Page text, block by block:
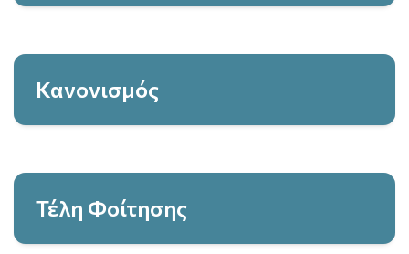
Κανονισμός
Τέλη Φοίτησης